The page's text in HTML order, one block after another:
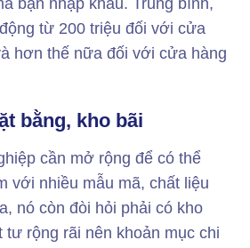
bạn nhập khẩu. Trung bình,
từ 200 triệu đối với cửa
hơn thế nữa đối với cửa hàng
bằng, kho bãi
cần mở rộng để có thể
với nhiều mẫu mã, chất liệu
nó còn đòi hỏi phải có kho
tư rộng rãi nên khoản mục chi